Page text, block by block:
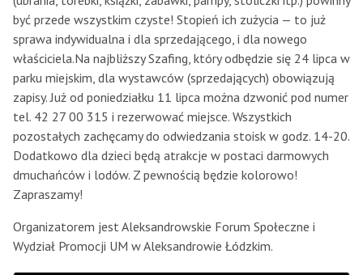
być przede wszystkim czyste! Stopień ich zużycia — to już
sprawa indywidualna i dla sprzedającego, i dla nowego
właściciela.Na najbliższy Szafing, który odbędzie się 24 lipca w
parku miejskim, dla wystawców (sprzedających) obowiązują
zapisy. Już od poniedziałku 11 lipca można dzwonić pod numer
tel. 42 27 00 315 i rezerwować miejsce. Wszystkich
pozostałych zachęcamy do odwiedzania stoisk w godz. 14-20.
Dodatkowo dla dzieci będą atrakcje w postaci darmowych
dmuchańców i lodów. Z pewnością będzie kolorowo!
Zapraszamy!
Organizatorem jest Aleksandrowskie Forum Społeczne i
Wydział Promocji UM w Aleksandrowie Łódzkim.